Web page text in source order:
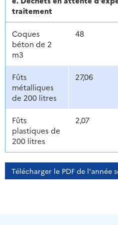
traitement
Coques
béton de 2
m3
48
Fûts
métalliques
de 200 litres
27,06
Fûts
plastiques de
200 litres
2,07
Télécharger le PDF de l'année